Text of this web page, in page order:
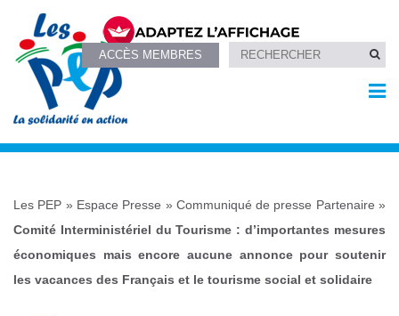
ACCÈS MEMBRES
Les PEP » Espace Presse » Communiqué de presse Partenaire »
Comité Interministériel du Tourisme : d’importantes mesures
économiques mais encore aucune annonce pour soutenir
les vacances des Français et le tourisme social et solidaire